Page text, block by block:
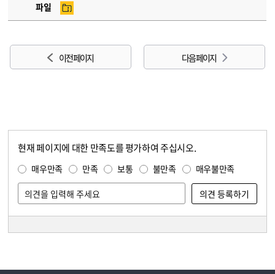
파일
이전 페이지 다음 페이지
현재 페이지에 대한 만족도를 평가하여 주십시오.
매우만족 만족 보통 불만족 매우불만족